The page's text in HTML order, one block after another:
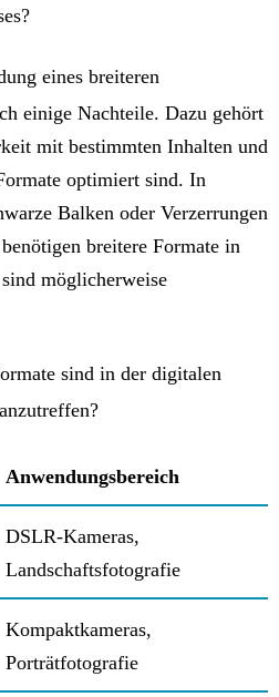
eines breiteren
einige Nachteile. Dazu gehört
mit bestimmten Inhalten und
optimiert sind. In
Balken oder Verzerrungen
breitere Formate in
möglicherweise
sind in der digitalen
Anwendungsbereich
DSLR-Kameras,
Landschaftsfotografie
Kompaktkameras,
Porträtfotografie